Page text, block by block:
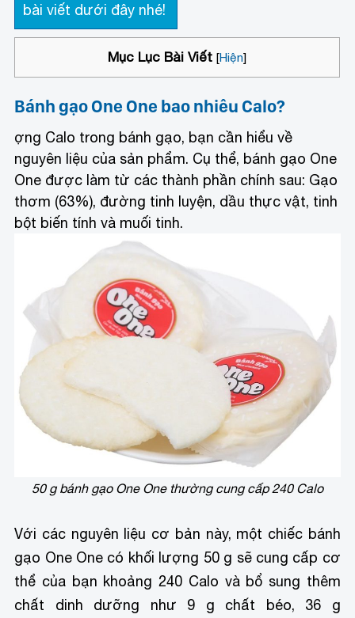
bài viết dưới đây nhé!
Mục Lục Bài Viết [Hiện]
Bánh gạo One One bao nhiêu Calo?
ợng Calo trong bánh gạo, bạn cần hiểu về
nguyên liệu của sản phẩm. Cụ thể, bánh gạo One
One được làm từ các thành phần chính sau: Gạo
thơm (63%), đường tinh luyện, dầu thực vật, tinh
bột biến tính và muối tinh.
50 g bánh gạo One One thường cung cấp 240 Calo
Với các nguyên liệu cơ bản này, một chiếc bánh
gạo One One có khối lượng 50 g sẽ cung cấp cơ
thể của bạn khoảng 240 Calo và bổ sung thêm
chất dinh dưỡng như 9 g chất béo, 36 g